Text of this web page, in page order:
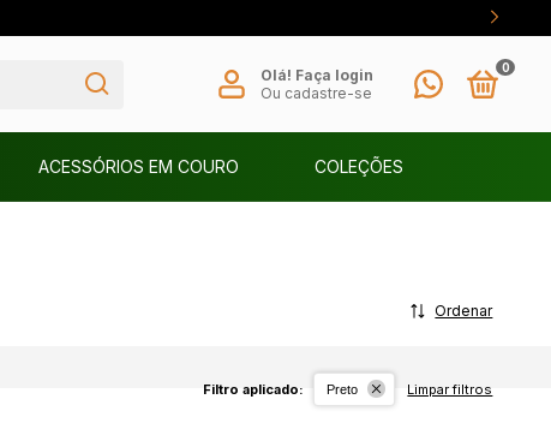
Olá! Faça login
Ou cadastre-se
0
ACESSÓRIOS EM COURO COLEÇÕES
Ordenar
Filtro aplicado: Preto Limpar filtros